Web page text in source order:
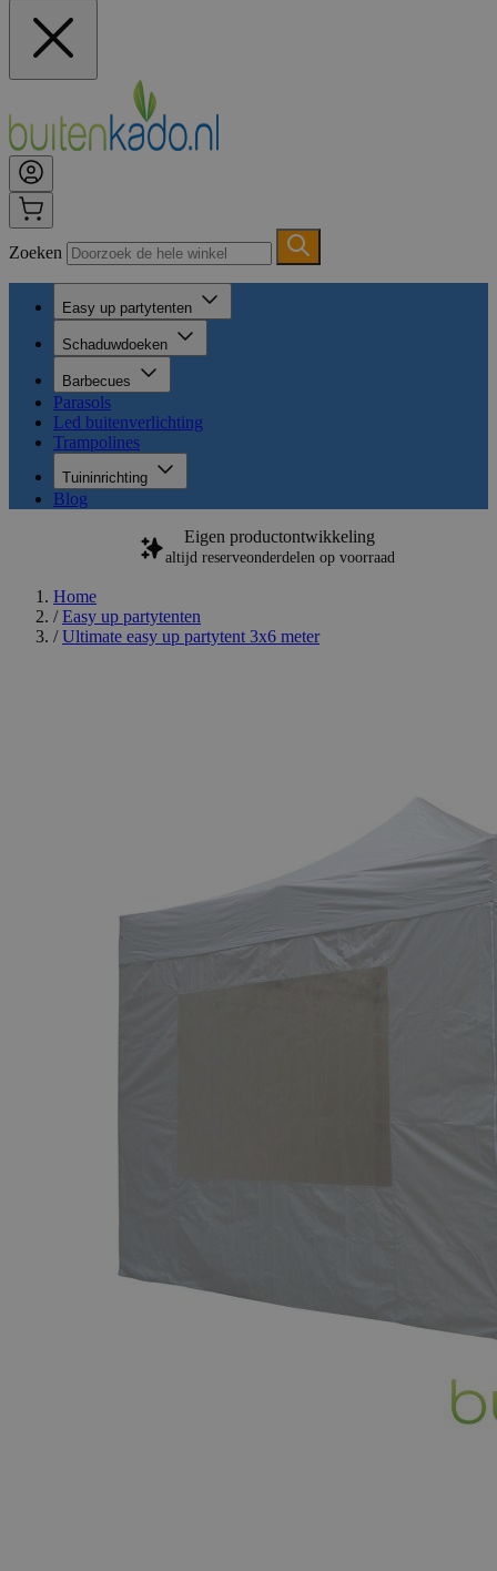
Zoeken
Easy up partytenten
Schaduwdoeken
Barbecues
Parasols
Led buitenverlichting
Trampolines
Tuininrichting
Blog
Eigen productontwikkeling
altijd reserveonderdelen op voorraad
Home
/ Easy up partytenten
/ Ultimate easy up partytent 3x6 meter